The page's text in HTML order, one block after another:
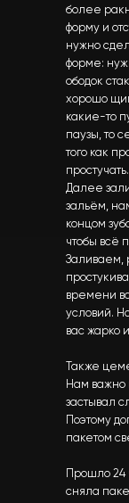
более
форму и
нужно
форме:
ободок
хорошо
какие-то
паузы, то
того как
Далее
зальём,
концом
чтобы всё
Заливаем,
времени
условий.
вас жарко
Также
Нам важно
застывал
Поэтому
пакетом
Прошло 24
сняла